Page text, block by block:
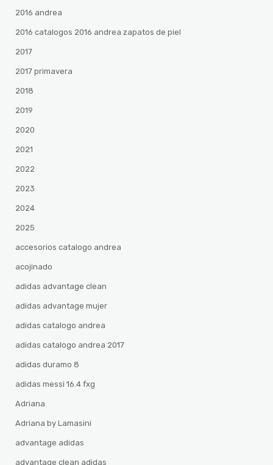
2016 andrea
2016 catalogos 2016 andrea zapatos de piel
2017
2017 primavera
2018
2019
2020
2021
2022
2023
2024
2025
accesorios catalogo andrea
acojinado
adidas advantage clean
adidas advantage mujer
adidas catalogo andrea
adidas catalogo andrea 2017
adidas duramo 8
adidas messi 16.4 fxg
Adriana
Adriana by Lamasini
advantage adidas
advantage clean adidas